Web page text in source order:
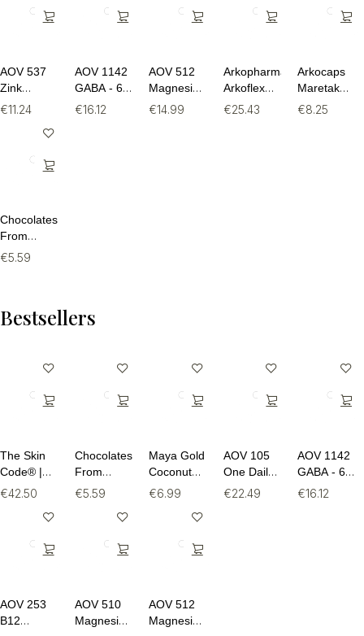
AOV 537
Zink
Citraat
Capsules)
€11.24
AOV 1142
GABA - 60
Capsules
€16.12
AOV 512
Magnesium
AC Citraat
€14.99
Arkopharma
Arkoflex®
Forte -
€25.43
Arkocaps
Maretak
390mg -
€8.25
Chocolates
From
Heaven
€5.59
Bestsellers
The Skin
Code® |
Vegan
sachets)
€42.50
Chocolates
From
Heaven
Cacao BIO
€5.59
Maya Gold
Coconut
Syrup
€6.99
AOV 105
One Daily
(60
€22.49
AOV 1142
GABA - 60
Capsules
€16.12
AOV 253
B12
AOV 510
Magnesium
AOV 512
Magnesium